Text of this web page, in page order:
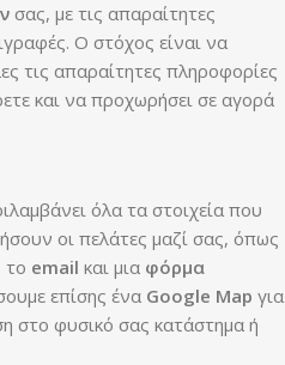
σας, με τις απαραίτητες
Ο στόχος είναι να
τις απαραίτητες πληροφορίες
και να προχωρήσει σε αγορά
όλα τα στοιχεία που
οι πελάτες μαζί σας, όπως
το email και μια φόρμα
επίσης ένα Google Map για
στο φυσικό σας κατάστημα ή